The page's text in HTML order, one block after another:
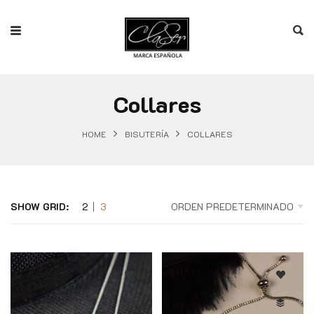
Collares
HOME BISUTERÍA COLLARES
SHOW GRID: 2 3 ORDEN PREDETERMINADO